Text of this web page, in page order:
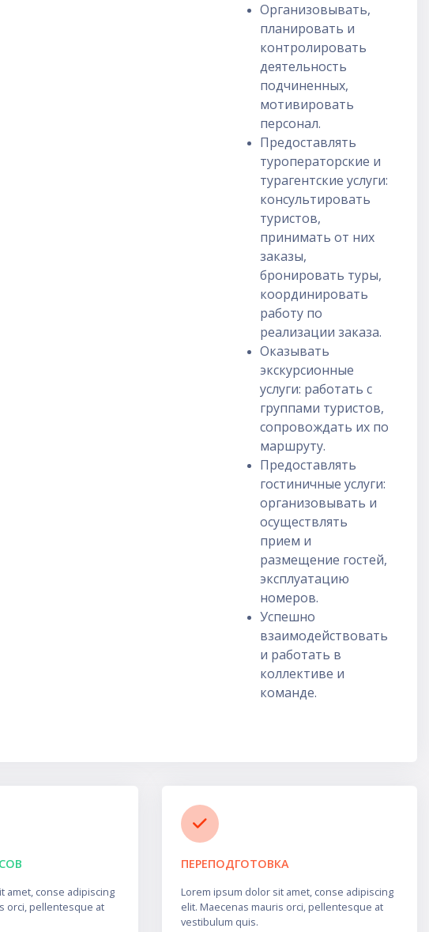
Организовывать,
планировать и
контролировать
деятельность
подчиненных,
мотивировать
персонал.
Предоставлять
туроператорские и
турагентские услуги:
консультировать
туристов,
принимать от них
заказы,
бронировать туры,
координировать
работу по
реализации заказа.
Оказывать
экскурсионные
услуги: работать с
группами туристов,
сопровождать их по
маршруту.
Предоставлять
гостиничные услуги:
организовывать и
осуществлять
прием и
размещение гостей,
эксплуатацию
номеров.
Успешно
взаимодействовать
и работать в
коллективе и
команде.
amet, conse adipiscing
orci, pellentesque at
ПЕРЕПОДГОТОВКА
Lorem ipsum dolor sit amet, conse adipiscing
elit. Maecenas mauris orci, pellentesque at
vestibulum quis.